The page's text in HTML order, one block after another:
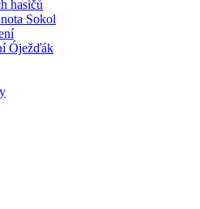
hasičů
Sokol
Óježďák